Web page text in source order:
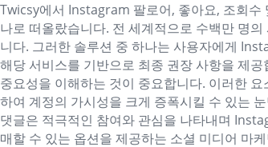
Twicsy에서 Instagram 팔로어, 좋아요, 조회수
나로 떠올랐습니다. 전 세계적으로 수백만 명
니다. 그러한 솔루션 중 하나는 사용자에게
해당 서비스를 기반으로 최종 권장 사항을 제
중요성을 이해하는 것이 중요합니다. 이러한
하여 계정의 가시성을 크게 증폭시킬 수 있는
댓글은 적극적인 참여와 관심을 나타내며
매할 수 있는 옵션을 제공하는 소셜 미디어 마